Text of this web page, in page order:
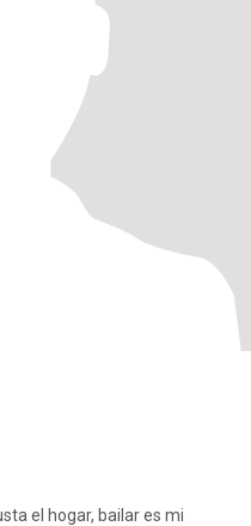
el hogar, bailar es mi